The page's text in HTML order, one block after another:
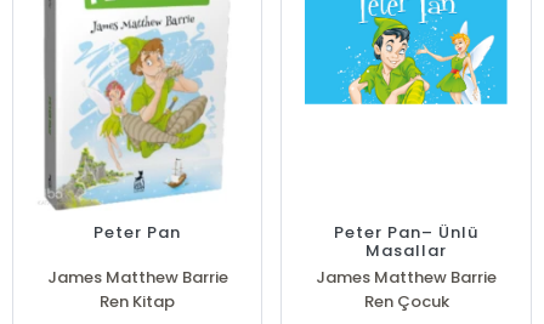
Peter Pan
James Matthew Barrie
Ren Kitap
Peter Pan– Ünlü
Masallar
James Matthew Barrie
Ren Çocuk